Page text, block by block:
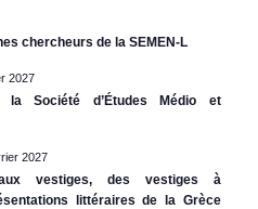
chercheurs de la SEMEN-L
2027
la Société d’Études Médio et
2027
vestiges, des vestiges à
littéraires de la Grèce